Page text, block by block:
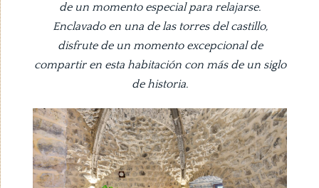
de un momento especial para relajarse.
Enclavado en una de las torres del castillo,
disfrute de un momento excepcional de
compartir en esta habitación con más de un siglo
de historia.